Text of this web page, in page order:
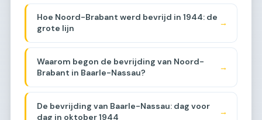
Hoe Noord-Brabant werd bevrijd in 1944: de
grote lijn
→
Waarom begon de bevrijding van Noord-
Brabant in Baarle-Nassau?
→
De bevrijding van Baarle-Nassau: dag voor
dag in oktober 1944
→